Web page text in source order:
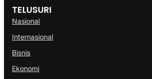
TELUSURI
Nasional
Internasional
Bisnis
Ekonomi